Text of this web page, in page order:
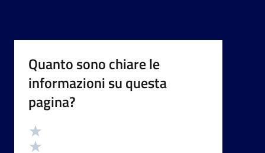
Quanto sono chiare le
informazioni su questa
pagina?
Valutazione